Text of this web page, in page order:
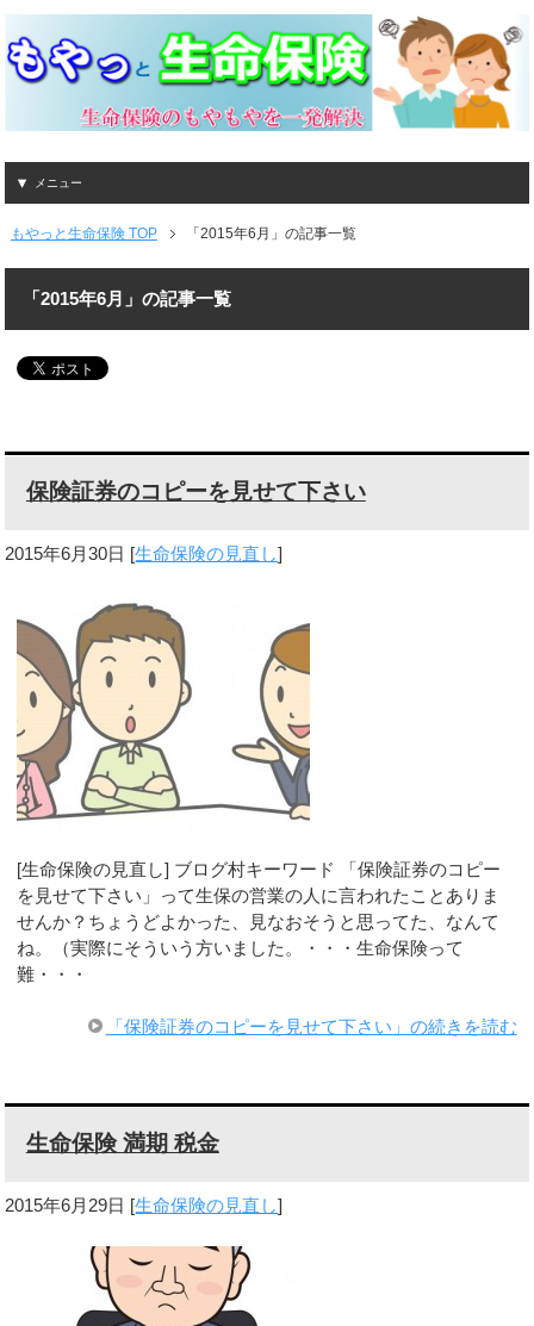
メニュー
もやっと生命保険 TOP 「2015年6月」の記事一覧
「2015年6月」の記事一覧
保険証券のコピーを見せて下さい
2015年6月30日 [生命保険の見直し]
[生命保険の見直し] ブログ村キーワード 「保険証券のコピー
を見せて下さい」って生保の営業の人に言われたことありま
せんか？ちょうどよかった、見なおそうと思ってた、なんて
ね。（実際にそういう方いました。・・・生命保険って
難・・・
「保険証券のコピーを見せて下さい」の続きを読む
生命保険 満期 税金
2015年6月29日 [生命保険の見直し]